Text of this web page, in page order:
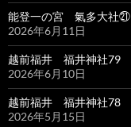
能登一の宮 氣多大社㉑
2026年6月11日
越前福井 福井神社79
2026年6月10日
越前福井 福井神社78
2026年5月15日